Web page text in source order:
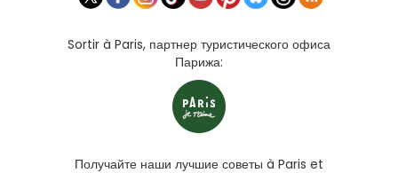
Sortir à Paris, партнер туристического офиса
Парижа:
Получайте наши лучшие советы à Paris et